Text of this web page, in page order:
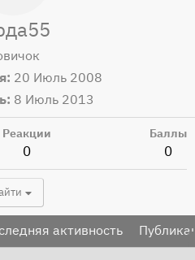
20 Июль 2008
8 Июль 2013
Реакции
0
Баллы
0
активность